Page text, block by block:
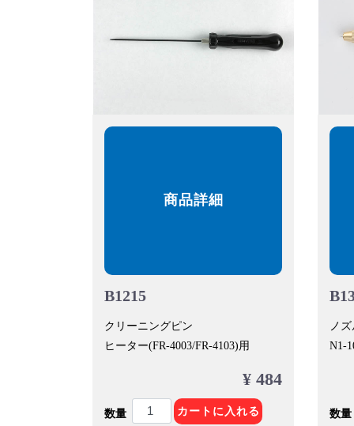
商品詳細
B1215
クリーニングピン
ヒーター(FR-4003/FR-4103)用
¥ 484
数量 カートに入れる
ノ
N1-
数量